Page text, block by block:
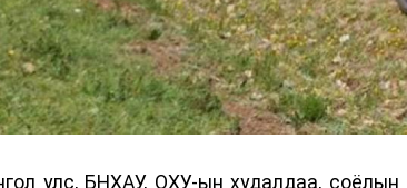
улс, БНХАУ, ОХУ-ын худалдаа,